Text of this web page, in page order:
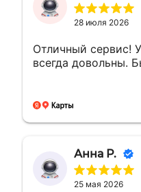
28 июля 2026
Отличный сервис!
всегда довольны.
Анна Р.
25 мая 2026